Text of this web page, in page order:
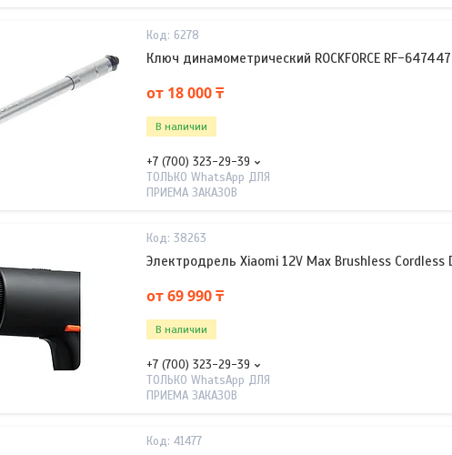
6278
Ключ динамометрический ROCKFORCE RF-
от 18 000 ₸
В наличии
+7 (700) 323-29-39
ТОЛЬКО WhatsApp ДЛЯ
ПРИЕМА ЗАКАЗОВ
38263
Электродрель Xiaomi 12V Max Brushless Cordless
от 69 990 ₸
В наличии
+7 (700) 323-29-39
ТОЛЬКО WhatsApp ДЛЯ
ПРИЕМА ЗАКАЗОВ
41477